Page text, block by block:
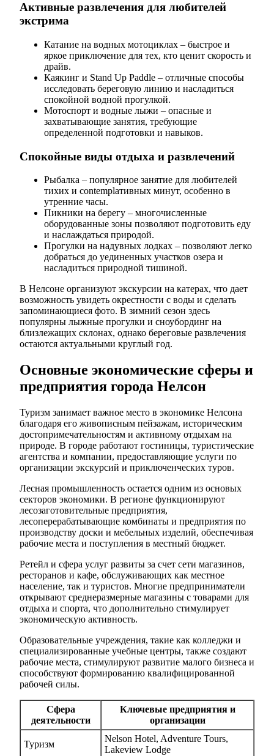
Активные развлечения для любителей
экстрима
Катание на водных мотоциклах – быстрое и
яркое приключение для тех, кто ценит скорость и
драйв.
Каякинг и Stand Up Paddle – отличные способы
исследовать береговую линию и насладиться
спокойной водной прогулкой.
Мотоспорт и водные лыжи – опасные и
захватывающие занятия, требующие
определенной подготовки и навыков.
Спокойные виды отдыха и развлечений
Рыбалка – популярное занятие для любителей
тихих и contemplативных минут, особенно в
утренние часы.
Пикники на берегу – многочисленные
оборудованные зоны позволяют подготовить еду
и наслаждаться природой.
Прогулки на надувных лодках – позволяют легко
добраться до уединенных участков озера и
насладиться природной тишиной.
В Нелсоне организуют экскурсии на катерах, что дает
возможность увидеть окрестности с воды и сделать
запоминающиеся фото. В зимний сезон здесь
популярны лыжные прогулки и сноубординг на
близлежащих склонах, однако береговые развлечения
остаются актуальными круглый год.
Основные экономические сферы и
предприятия города Нелсон
Туризм занимает важное место в экономике Нелсона
благодаря его живописным пейзажам, историческим
достопримечательностям и активному отдыхам на
природе. В городе работают гостиницы, туристические
агентства и компании, предоставляющие услуги по
организации экскурсий и приключенческих туров.
Лесная промышленность остается одним из основых
секторов экономики. В регионе функционируют
лесозаготовительные предприятия,
лесоперерабатывающие комбинаты и предприятия по
производству доски и мебельных изделий, обеспечивая
рабочие места и поступления в местный бюджет.
Ретейл и сфера услуг развиты за счет сети магазинов,
ресторанов и кафе, обслуживающих как местное
население, так и туристов. Многие предприниматели
открывают среднеразмерные магазины с товарами для
отдыха и спорта, что дополнительно стимулирует
экономическую активность.
Образовательные учреждения, такие как колледжи и
специализированные учебные центры, также создают
рабочие места, стимулируют развитие малого бизнеса и
способствуют формированию квалифицированной
рабочей силы.
Сфера
деятельности
Ключевые предприятия и
организации
Туризм
Nelson Hotel, Adventure Tours,
Lakeview Lodge